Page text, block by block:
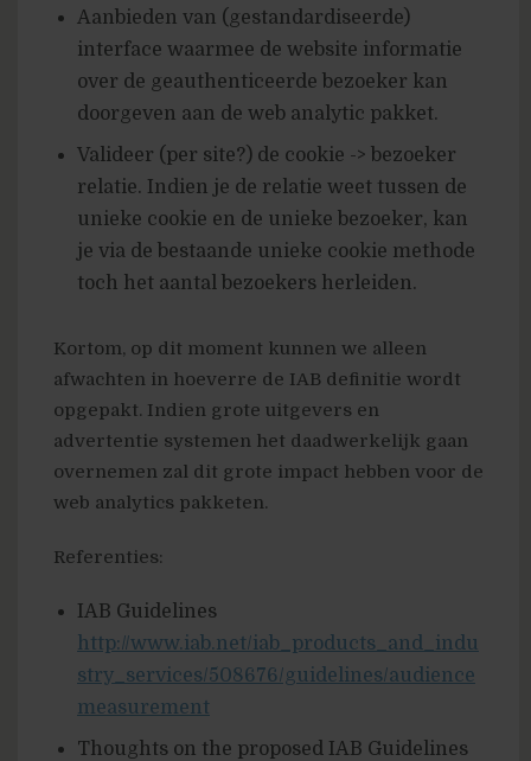
Aanbieden van (gestandardiseerde)
interface waarmee de website informatie
over de geauthenticeerde bezoeker kan
doorgeven aan de web analytic pakket.
Valideer (per site?) de cookie -> bezoeker
relatie. Indien je de relatie weet tussen de
unieke cookie en de unieke bezoeker, kan
je via de bestaande unieke cookie methode
toch het aantal bezoekers herleiden.
Kortom, op dit moment kunnen we alleen
afwachten in hoeverre de IAB definitie wordt
opgepakt. Indien grote uitgevers en
advertentie systemen het daadwerkelijk gaan
overnemen zal dit grote impact hebben voor de
web analytics pakketen.
Referenties:
IAB Guidelines
http://www.iab.net/iab_products_and_indu
stry_services/508676/guidelines/audience
measurement
Thoughts on the proposed IAB Guidelines